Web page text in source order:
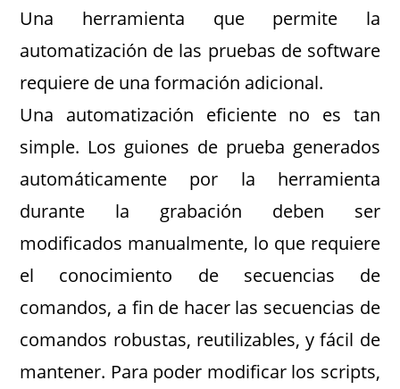
Una herramienta que permite la
automatización de las pruebas de software
requiere de una formación adicional.
Una automatización eficiente no es tan
simple. Los guiones de prueba generados
automáticamente por la herramienta
durante la grabación deben ser
modificados manualmente, lo que requiere
el conocimiento de secuencias de
comandos, a fin de hacer las secuencias de
comandos robustas, reutilizables, y fácil de
mantener. Para poder modificar los scripts,